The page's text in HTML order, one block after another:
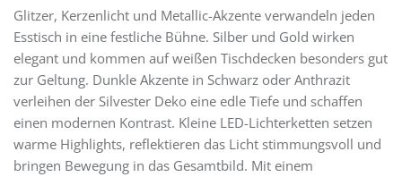
Glitzer, Kerzenlicht und Metallic-Akzente verwandeln jeden
Esstisch in eine festliche Bühne. Silber und Gold wirken
elegant und kommen auf weißen Tischdecken besonders gut
zur Geltung. Dunkle Akzente in Schwarz oder Anthrazit
verleihen der Silvester Deko eine edle Tiefe und schaffen
einen modernen Kontrast. Kleine LED-Lichterketten setzen
warme Highlights, reflektieren das Licht stimmungsvoll und
bringen Bewegung in das Gesamtbild. Mit einem